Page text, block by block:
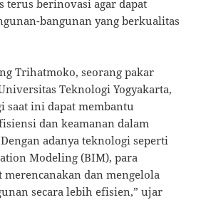
terus berinovasi agar dapat
bangunan yang berkualitas
Trihatmoko, seorang pakar
Teknologi Yogyakarta,
saat ini dapat membantu
dan keamanan dalam
adanya teknologi seperti
Modeling (BIM), para
dan mengelola
secara lebih efisien,” ujar